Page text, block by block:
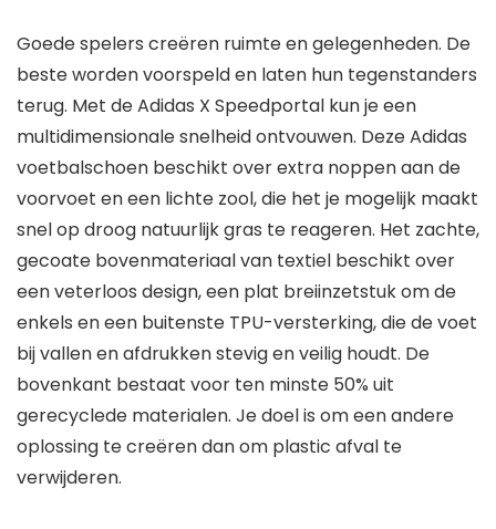
Goede spelers creëren ruimte en gelegenheden. De
beste worden voorspeld en laten hun tegenstanders
terug. Met de Adidas X Speedportal kun je een
multidimensionale snelheid ontvouwen. Deze Adidas
voetbalschoen beschikt over extra noppen aan de
voorvoet en een lichte zool, die het je mogelijk maakt
snel op droog natuurlijk gras te reageren. Het zachte,
gecoate bovenmateriaal van textiel beschikt over
een veterloos design, een plat breiinzetstuk om de
enkels en een buitenste TPU-versterking, die de voet
bij vallen en afdrukken stevig en veilig houdt. De
bovenkant bestaat voor ten minste 50% uit
gerecyclede materialen. Je doel is om een andere
oplossing te creëren dan om plastic afval te
verwijderen.